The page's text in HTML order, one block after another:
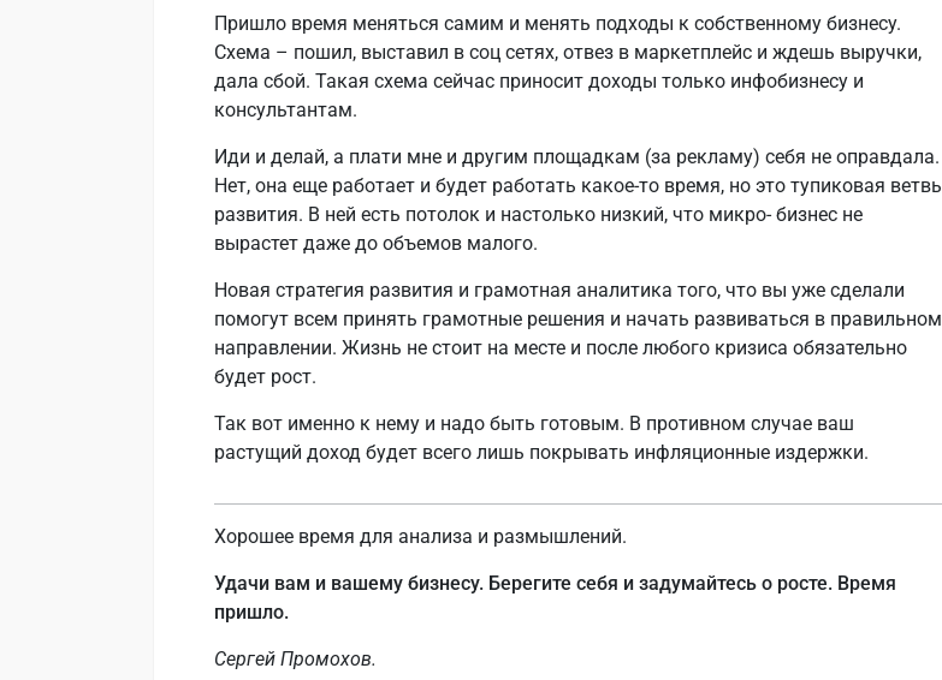
Пришло время меняться самим и менять подходы к собственному бизнесу.
Схема – пошил, выставил в соц сетях, отвез в маркетплейс и ждешь выручки,
дала сбой. Такая схема сейчас приносит доходы только инфобизнесу и
консультантам.
Иди и делай, а плати мне и другим площадкам (за рекламу) себя не оправдала.
Нет, она еще работает и будет работать какое-то время, но это тупиковая ветвь
развития. В ней есть потолок и настолько низкий, что микро- бизнес не
вырастет даже до объемов малого.
Новая стратегия развития и грамотная аналитика того, что вы уже сделали
помогут всем принять грамотные решения и начать развиваться в правильном
направлении. Жизнь не стоит на месте и после любого кризиса обязательно
будет рост.
Так вот именно к нему и надо быть готовым. В противном случае ваш
растущий доход будет всего лишь покрывать инфляционные издержки.
Хорошее время для анализа и размышлений.
Удачи вам и вашему бизнесу. Берегите себя и задумайтесь о росте. Время
пришло.
Сергей Промохов.